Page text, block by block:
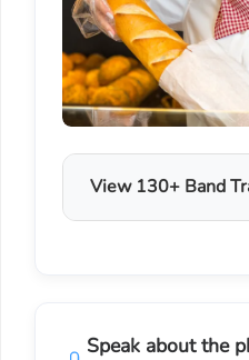
View 130+ Band
Speak about the